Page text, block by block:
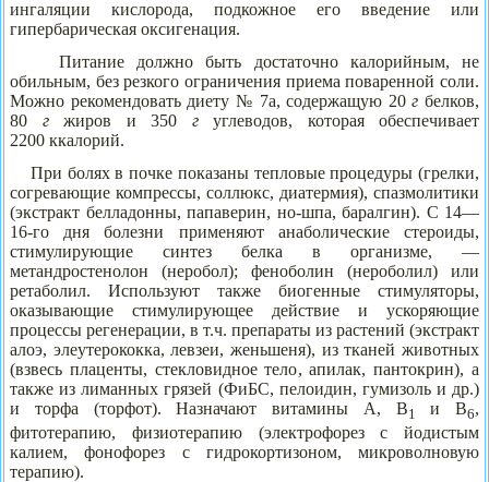
ингаляции кислорода, подкожное его введение или
гипербарическая оксигенация.
Питание должно быть достаточно калорийным, не
обильным, без резкого ограничения приема поваренной соли.
Можно рекомендовать диету № 7а, содержащую 20г белков,
80 гжиров и 350 гуглеводов, которая обеспечивает
2200 ккалорий.
При болях в почке показаны тепловые процедуры (грелки,
согревающие компрессы, соллюкс, диатермия), спазмолитики
(экстракт белладонны, папаверин, но-шпа, баралгин). С 14—
16-го дня болезни применяют анаболические стероиды,
стимулирующие синтез белка в организме, —
метандростенолон (неробол); феноболин (нероболил) или
ретаболил. Используют также биогенные стимуляторы,
оказывающие стимулирующее действие и ускоряющие
процессы регенерации, в т.ч. препараты из растений (экстракт
алоэ, элеутерококка, левзеи, женьшеня), из тканей животных
(взвесь плаценты, стекловидное тело, апилак, пантокрин), а
также из лиманных грязей (ФиБС, пелоидин, гумизоль и др.)
и торфа (торфот). Назначают витамины А, В1 и В6,
фитотерапию, физиотерапию (электрофорез с йодистым
калием, фонофорез с гидрокортизоном, микроволновую
терапию).